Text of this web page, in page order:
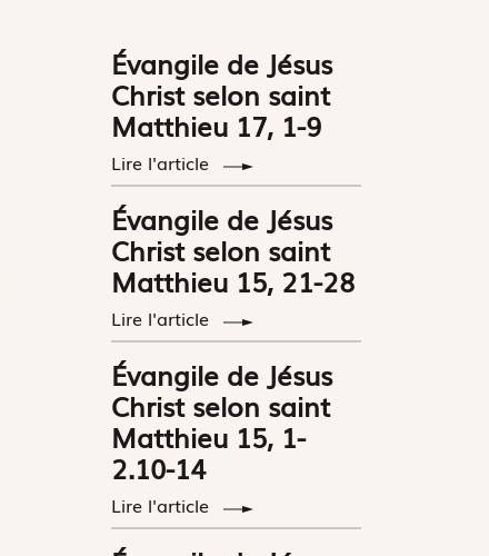
Évangile de Jésus
Christ selon saint
Matthieu 17, 1-9
Lire l'article
Évangile de Jésus
Christ selon saint
Matthieu 15, 21-28
Lire l'article
Évangile de Jésus
Christ selon saint
Matthieu 15, 1-
2.10-14
Lire l'article